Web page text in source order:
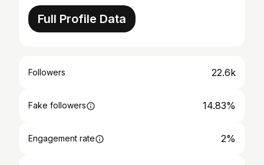
Full Profile Data
Followers 22.6k
Fake followers 14.83%
Engagement rate 2%